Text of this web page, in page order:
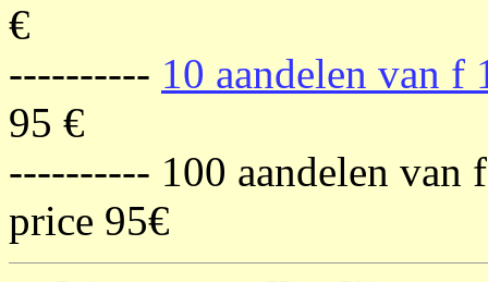
€
---------- 10 aandelen van f
95 €
---------- 100 aandelen van
price 95€